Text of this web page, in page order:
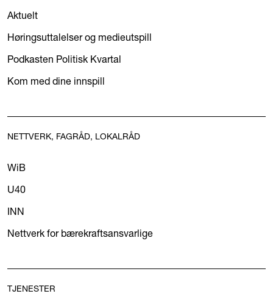
Aktuelt
Høringsuttalelser og medieutspill
Podkasten Politisk Kvartal
Kom med dine innspill
NETTVERK, FAGRÅD, LOKALRÅD
WiB
U40
INN
Nettverk for bærekraftsansvarlige
TJENESTER